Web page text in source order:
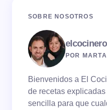
SOBRE NOSOTROS
POR
Bienvenidos a El
de recetas
sencilla para que